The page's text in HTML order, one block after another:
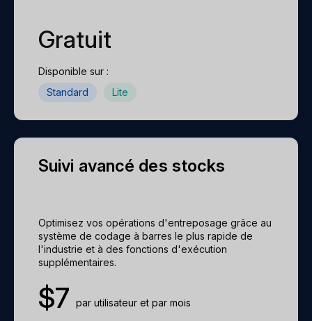
Gratuit
Disponible sur :
Standard
Lite
Suivi avancé des stocks
Optimisez vos opérations d'entreposage grâce au
système de codage à barres le plus rapide de
l'industrie et à des fonctions d'exécution
supplémentaires.
$7 par utilisateur et par mois